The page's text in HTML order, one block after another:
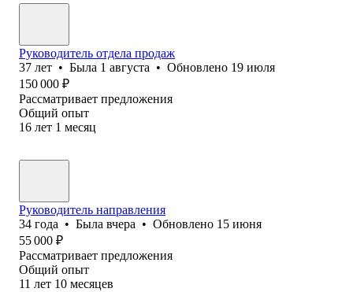
Руководитель отдела продаж
37 лет • Была 1 августа • Обновлено 19 июля
150 000 ₽
Рассматривает предложения
Общий опыт
16 лет 1 месяц
Руководитель направления
34 года • Была вчера • Обновлено 15 июня
55 000 ₽
Рассматривает предложения
Общий опыт
11 лет 10 месяцев